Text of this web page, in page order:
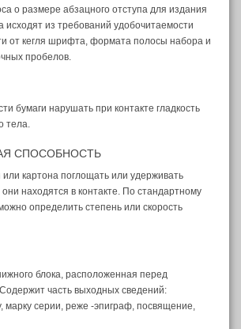
о размере абзацного отступа для издания
исходят из требований удобочитаемости
от кегля шрифта, формата полосы набора и
пробелов.
бумаги нарушать при контакте гладкость
тела.
СПОСОБНОСТЬ
или картона поглощать или удерживать
они находятся в контакте. По стандартному
определить степень или скорость
блока, расположенная перед
часть выходных сведений:
марку серии, реже -эпиграф, посвящение,